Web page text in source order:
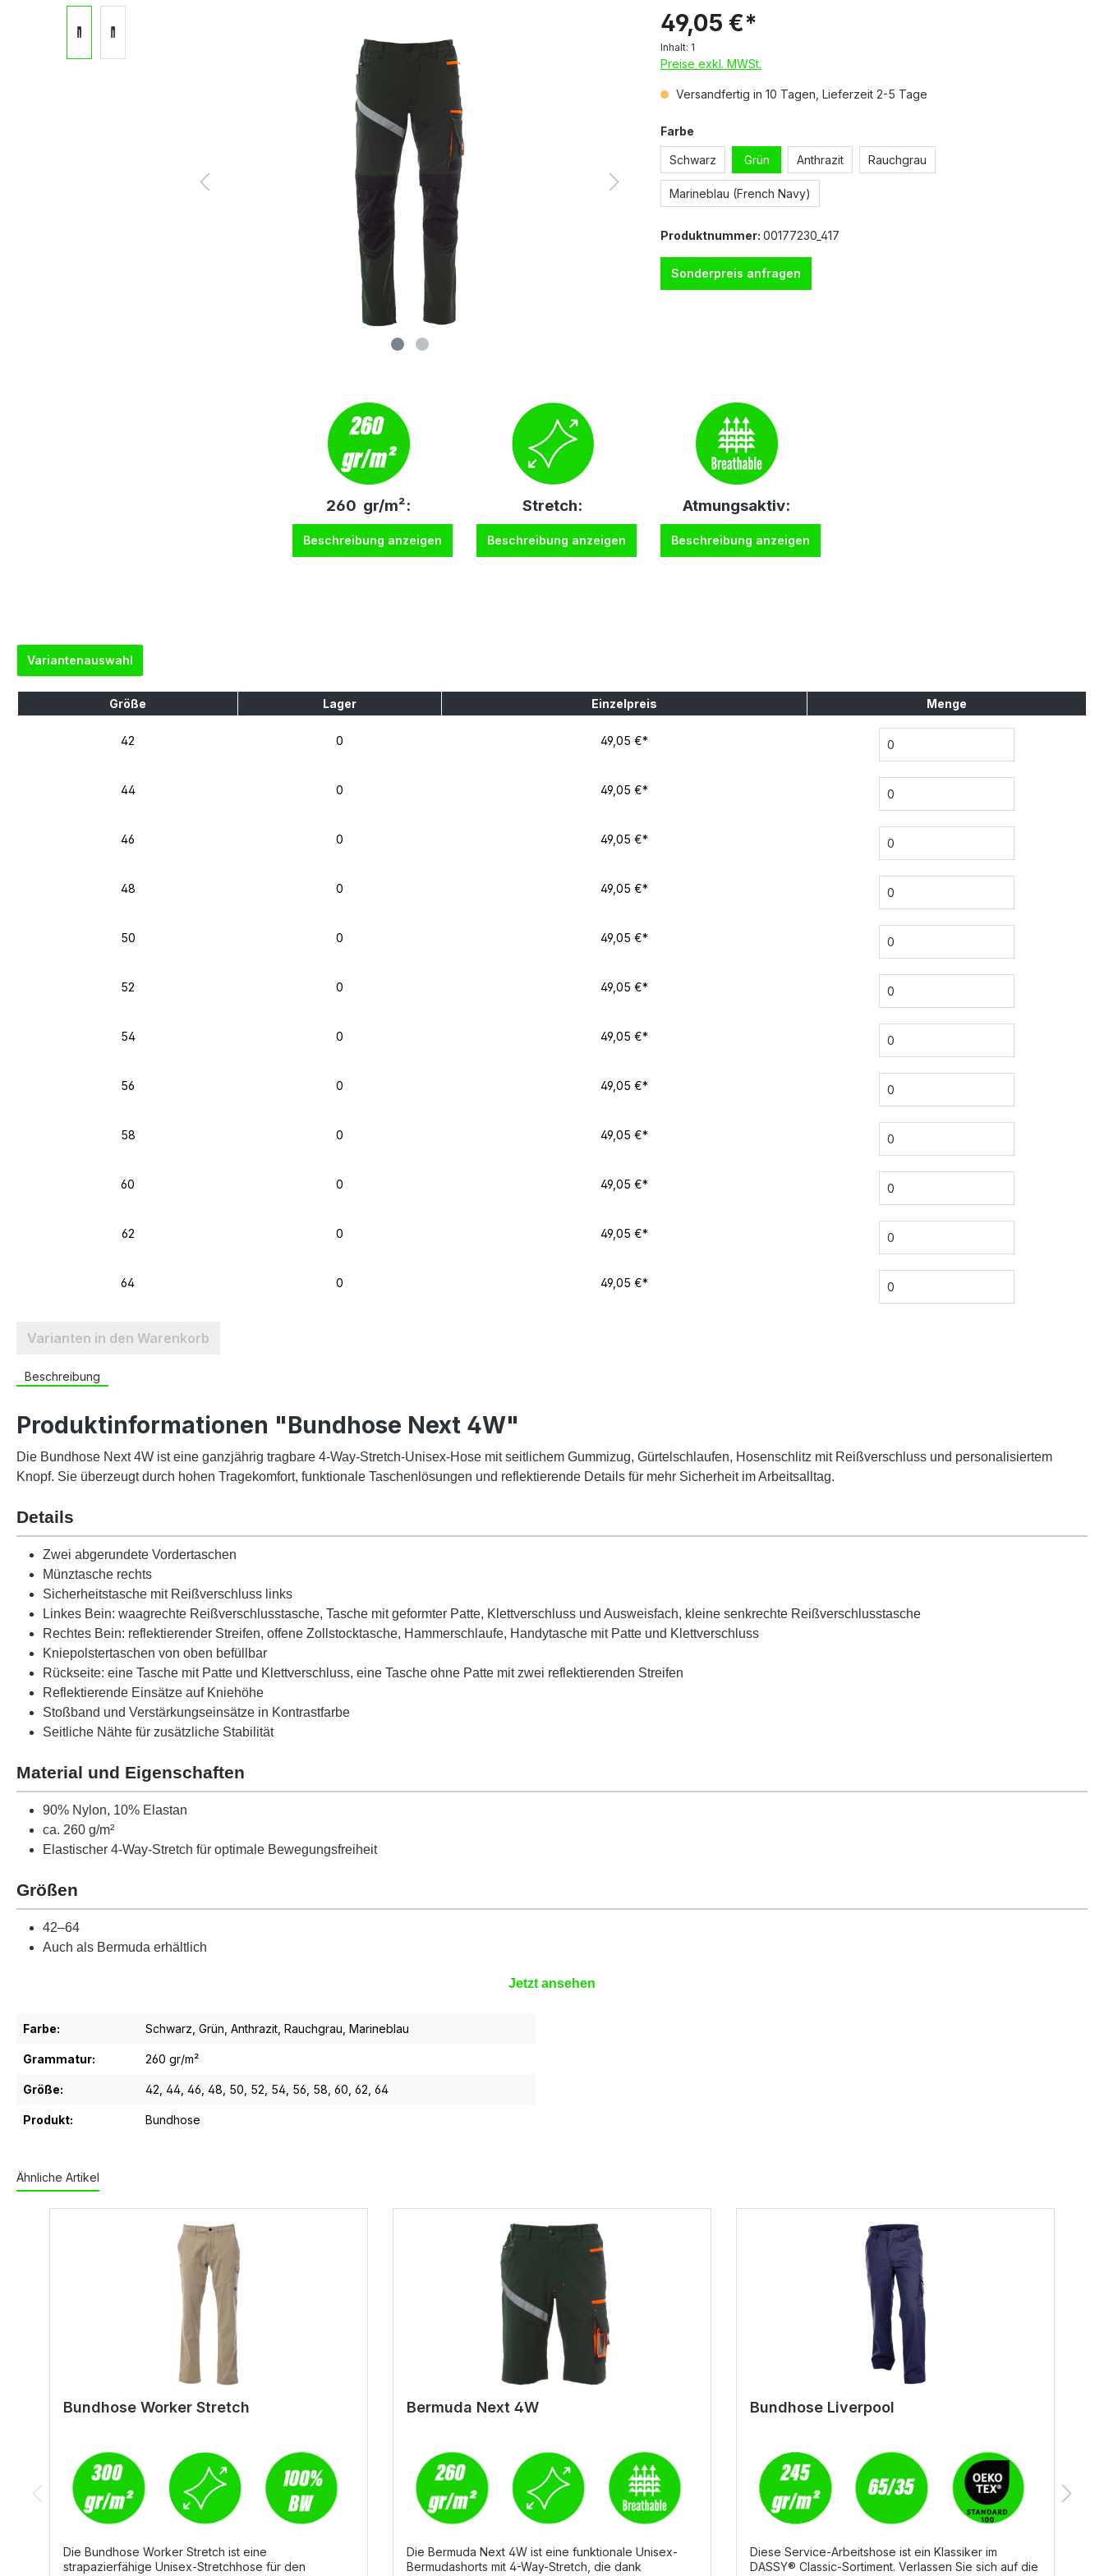
49,05 €*
Inhalt: 1
Preise exkl. MWSt.
Versandfertig in 10 Tagen, Lieferzeit 2-5 Tage
Farbe
Schwarz Grün Anthrazit Rauchgrau
Marineblau (French Navy)
Produktnummer: 00177230_417
Sonderpreis anfragen
260 gr/m²:
Beschreibung anzeigen
Stretch:
Beschreibung anzeigen
Atmungsaktiv:
Beschreibung anzeigen
Variantenauswahl
Größe Lager Einzelpreis Menge
42 0 49,05 €*
44 0 49,05 €*
46 0 49,05 €*
48 0 49,05 €*
50 0 49,05 €*
52 0 49,05 €*
54 0 49,05 €*
56 0 49,05 €*
58 0 49,05 €*
60 0 49,05 €*
62 0 49,05 €*
64 0 49,05 €*
Varianten in den Warenkorb
Beschreibung
Produktinformationen "Bundhose Next 4W"
Die Bundhose Next 4W ist eine ganzjährig tragbare 4-Way-Stretch-Unisex-Hose mit seitlichem Gummizug, Gürtelschlaufen, Hosenschlitz mit Reißverschluss und personalisiertem
Knopf. Sie überzeugt durch hohen Tragekomfort, funktionale Taschenlösungen und reflektierende Details für mehr Sicherheit im Arbeitsalltag.
Details
Zwei abgerundete Vordertaschen
Münztasche rechts
Sicherheitstasche mit Reißverschluss links
Linkes Bein: waagrechte Reißverschlusstasche, Tasche mit geformter Patte, Klettverschluss und Ausweisfach, kleine senkrechte Reißverschlusstasche
Rechtes Bein: reflektierender Streifen, offene Zollstocktasche, Hammerschlaufe, Handytasche mit Patte und Klettverschluss
Kniepolstertaschen von oben befüllbar
Rückseite: eine Tasche mit Patte und Klettverschluss, eine Tasche ohne Patte mit zwei reflektierenden Streifen
Reflektierende Einsätze auf Kniehöhe
Stoßband und Verstärkungseinsätze in Kontrastfarbe
Seitliche Nähte für zusätzliche Stabilität
Material und Eigenschaften
90% Nylon, 10% Elastan
ca. 260 g/m²
Elastischer 4-Way-Stretch für optimale Bewegungsfreiheit
Größen
42–64
Auch als Bermuda erhältlich
Jetzt ansehen
Farbe: Schwarz , Grün , Anthrazit , Rauchgrau , Marineblau
Grammatur: 260 gr/m²
Größe: 42 , 44 , 46 , 48 , 50 , 52 , 54 , 56 , 58 , 60 , 62 , 64
Produkt: Bundhose
Ähnliche Artikel
Bundhose Worker Stretch
Die Bundhose Worker Stretch ist eine
strapazierfähige Unisex-Stretchhose für den
Bermuda Next 4W
Die Bermuda Next 4W ist eine funktionale Unisex-
Bermudashorts mit 4-Way-Stretch, die dank
Bundhose Liverpool
Diese Service-Arbeitshose ist ein Klassiker im
DASSY® Classic-Sortiment. Verlassen Sie sich auf die